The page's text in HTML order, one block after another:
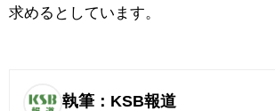
求めるとしています。
執筆：KSB報道